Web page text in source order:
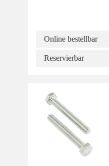
Online bestellbar
Reservierbar